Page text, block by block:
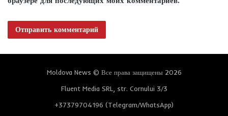
Moldova News © Все права защищены 2026
Fluent Media SRL, str. Cornului 3/3
+37379704196 (Telegram/WhatsApp)